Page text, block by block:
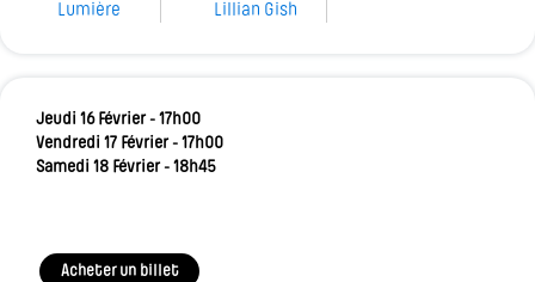
Lumière Lillian Gish
Jeudi 16 Février - 17h00
Vendredi 17 Février - 17h00
Samedi 18 Février - 18h45
Acheter un billet